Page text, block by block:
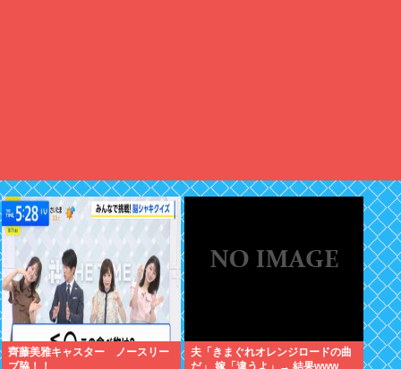
齊藤美雅キャスター ノースリー
夫「きまぐれオレンジロードの曲